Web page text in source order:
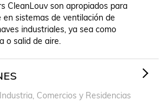
CleanLouv son apropiados para
sistemas de ventilación de
industriales, ya sea como
o salid de aire.
Comercios y Residencias